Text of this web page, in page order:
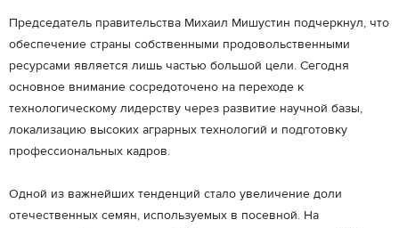
Председатель правительства Михаил Мишустин подчеркнул, что
обеспечение страны собственными продовольственными
ресурсами является лишь частью большой цели. Сегодня
основное внимание сосредоточено на переходе к
технологическому лидерству через развитие научной базы,
локализацию высоких аграрных технологий и подготовку
профессиональных кадров.
Одной из важнейших тенденций стало увеличение доли
отечественных семян, используемых в посевной. На